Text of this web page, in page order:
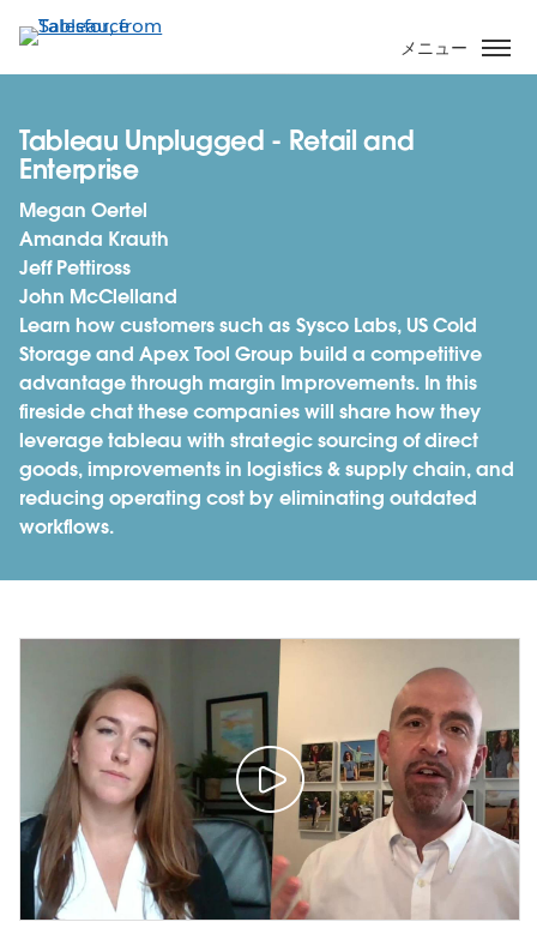
イ
ン
ン
に
移
動
メニュー
Tableau Unplugged - Retail and
Enterprise
Megan Oertel
Amanda Krauth
Jeff Pettiross
John McClelland
Learn how customers such as Sysco Labs, US Cold
Storage and Apex Tool Group build a competitive
advantage through margin Improvements. In this
fireside chat these companies will share how they
leverage tableau with strategic sourcing of direct
goods, improvements in logistics & supply chain, and
reducing operating cost by eliminating outdated
workflows.